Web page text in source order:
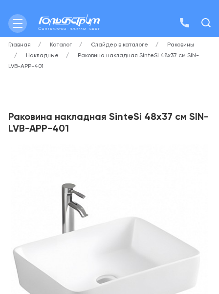
Главная Каталог Слайдер в каталоге
Раковины
Накладные
Раковина накладная SinteSi 48х37 см SIN-
LVB-APP-401
Раковина накладная SinteSi 48х37 см SIN-
LVB-APP-401